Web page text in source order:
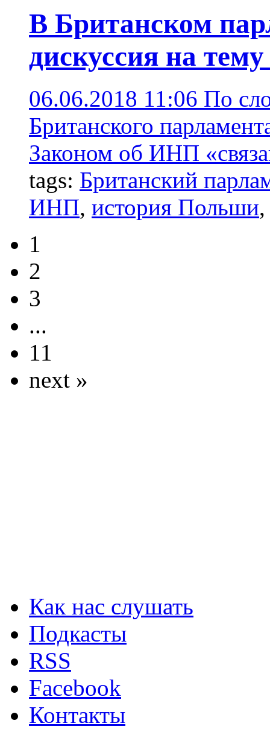
В Британском
дискуссия на
06.06.2018 11:06 По
Британского
Законом об ИНП
tags: Британский
ИНП, история Польши
1
2
3
...
11
next »
Как нас слушать
Подкасты
RSS
Facebook
Контакты